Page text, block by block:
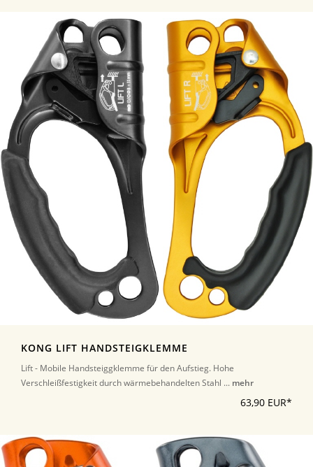
KONG LIFT HANDSTEIGKLEMME
Lift - Mobile Handsteiggklemme für den Aufstieg. Hohe
Verschleißfestigkeit durch wärmebehandelten Stahl ... mehr
63,90 EUR*